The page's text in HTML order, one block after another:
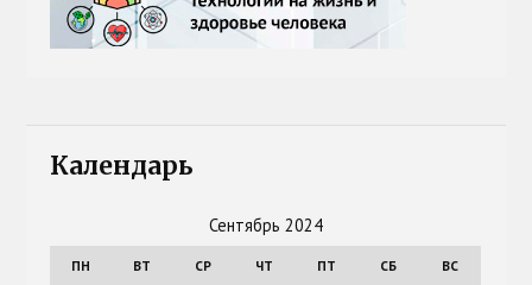
Календарь
Сентябрь 2024
ПН ВТ СР ЧТ ПТ СБ ВС